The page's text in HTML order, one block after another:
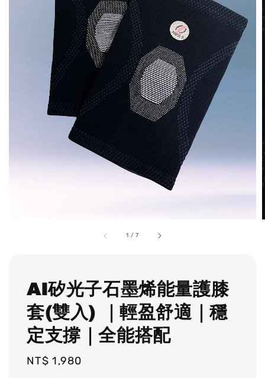
1 /7
AI矽光子石墨烯能量護膝
套(雙入) ｜輕盈舒適｜穩
定支撐｜全能搭配
Regular
NT$ 1,980